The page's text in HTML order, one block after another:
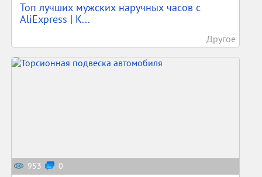
Топ лучших мужских наручных часов с
AliExpress | К...
Другое
953 0